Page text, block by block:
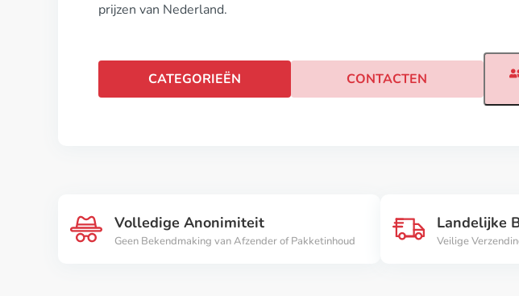
prijzen van Nederland.
CATEGORIEËN CONTACTEN
Volledige Anonimiteit
Geen Bekendmaking van Afzender of Pakketinhoud
Landelijke
Veilige